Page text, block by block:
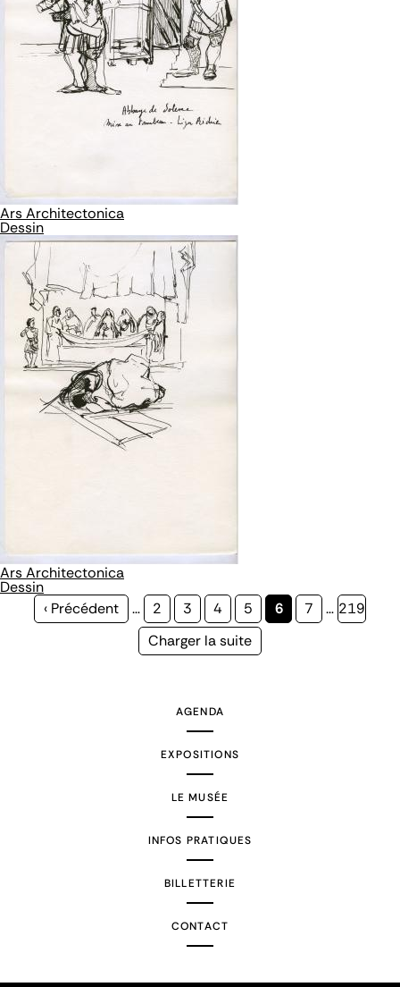
Ars Architectonica
Dessin
Ars Architectonica
Dessin
Page
‹ Précédent … Page
2 Page
3 Page
4 Page
5
Page
6 Page
7 … Page
219
Page
Charger la suite
AGENDA
EXPOSITIONS
LE MUSÉE
INFOS PRATIQUES
BILLETTERIE
CONTACT